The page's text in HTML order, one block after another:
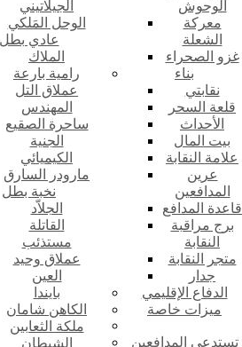
الجيلاتيني
الوحل المَلكي
عادي بطل
الملاك
رامية بارعة
عملاق التل
المهندس
ساحرة الصقيع
الجنية
الكيميائي
مارودر السارق
نخبة بطل
الجلاّد
القاتلة
مستذئب
عملاق وحيد
العين
بايندا
الكاهن شامان
ملكة الثعابين
الشيطان
الوحوش
معركة
الشعلة
غزو الصحراء
بناء
نقابتي
قلعة السحر
الأحداث
بيت المال
علامة النقابة
عرين
المدافعين
قاعدة المدافع
برج مراقبة
النقابة
متجر النقابة
جدار
الدفاع الإقليمي
ميزات خاصة
تستدعي المدافعين